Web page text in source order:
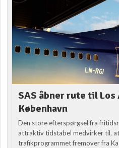
SAS åbner rute til Los
København
Den store efterspørgsel fra
attraktiv tidstabel medvirker til,
trafikprogrammet fremover fra